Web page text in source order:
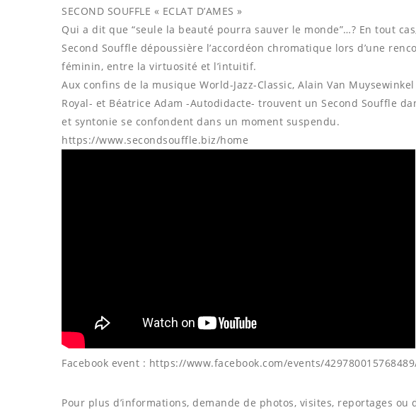
SECOND SOUFFLE « ECLAT D’AMES »
Qui a dit que “seule la beauté pourra sauver le monde”…? En tout
Second Souffle dépoussière l’accordéon chromatique lors d’une
féminin, entre la virtuosité et l’intuitif.
Aux confins de la musique World-Jazz-Classic, Alain Van
Royal- et Béatrice Adam -Autodidacte- trouvent un Second Souffle
et syntonie se confondent dans un moment suspendu.
https://www.secondsouffle.biz/home
Facebook event : https://www.facebook.com/events/
Pour plus d’informations, demande de photos, visites, reportages ou